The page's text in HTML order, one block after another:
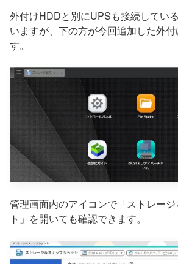
外付けHDDと別にUPSも接続してい
いますが、下の方が今回追加した外
す。
管理画面内のアイコンで「ストレー
ト」を開いても確認できます。